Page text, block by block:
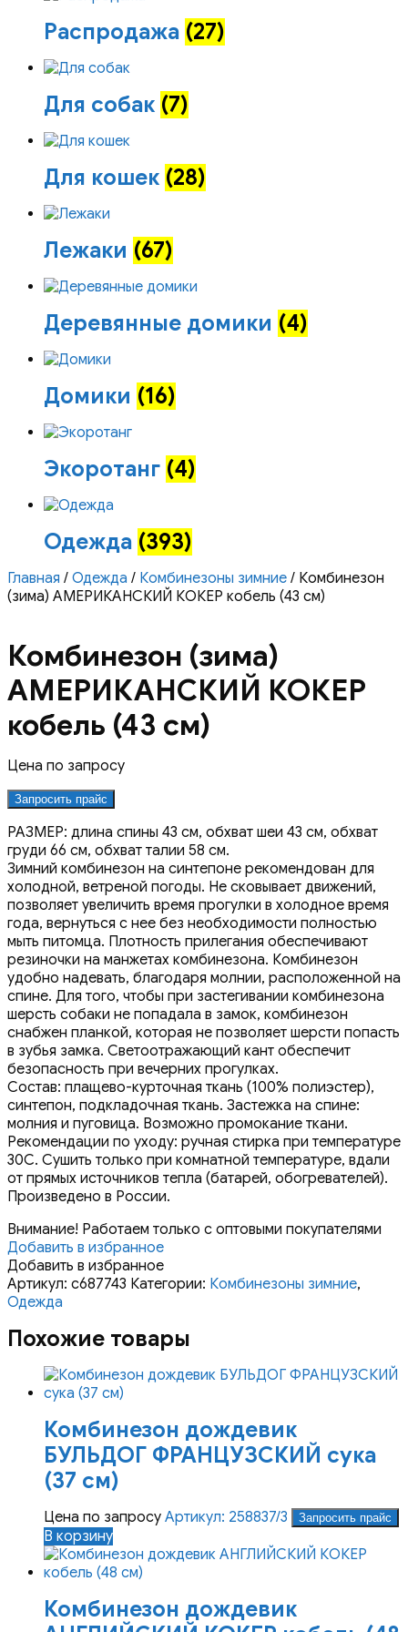
Распродажа (27)
Для собак (7)
Для кошек (28)
Лежаки (67)
Деревянные домики (4)
Домики (16)
Экоротанг (4)
Одежда (393)
Главная / Одежда / Комбинезоны зимние / Комбинезон
(зима) АМЕРИКАНСКИЙ КОКЕР кобель (43 см)
Комбинезон (зима)
АМЕРИКАНСКИЙ КОКЕР
кобель (43 см)
Цена по запросу
Запросить прайс
РАЗМЕР: длина спины 43 см, обхват шеи 43 см, обхват
груди 66 см, обхват талии 58 см.
Зимний комбинезон на синтепоне рекомендован для
холодной, ветреной погоды. Не сковывает движений,
позволяет увеличить время прогулки в холодное время
года, вернуться с нее без необходимости полностью
мыть питомца. Плотность прилегания обеспечивают
резиночки на манжетах комбинезона. Комбинезон
удобно надевать, благодаря молнии, расположенной на
спине. Для того, чтобы при застегивании комбинезона
шерсть собаки не попадала в замок, комбинезон
снабжен планкой, которая не позволяет шерсти попасть
в зубья замка. Светоотражающий кант обеспечит
безопасность при вечерних прогулках.
Состав: плащево-курточная ткань (100% полиэстер),
синтепон, подкладочная ткань. Застежка на спине:
молния и пуговица. Возможно промокание ткани.
Рекомендации по уходу: ручная стирка при температуре
30С. Сушить только при комнатной температуре, вдали
от прямых источников тепла (батарей, обогревателей).
Произведено в России.
Внимание! Работаем только с оптовыми покупателями
Добавить в избранное
Добавить в избранное
Артикул: с687743 Категории: Комбинезоны зимние,
Одежда
Похожие товары
Комбинезон дождевик
БУЛЬДОГ ФРАНЦУЗСКИЙ сука
(37 см)
Цена по запросу Артикул: 258837/3 Запросить прайс
В корзину
Комбинезон дождевик